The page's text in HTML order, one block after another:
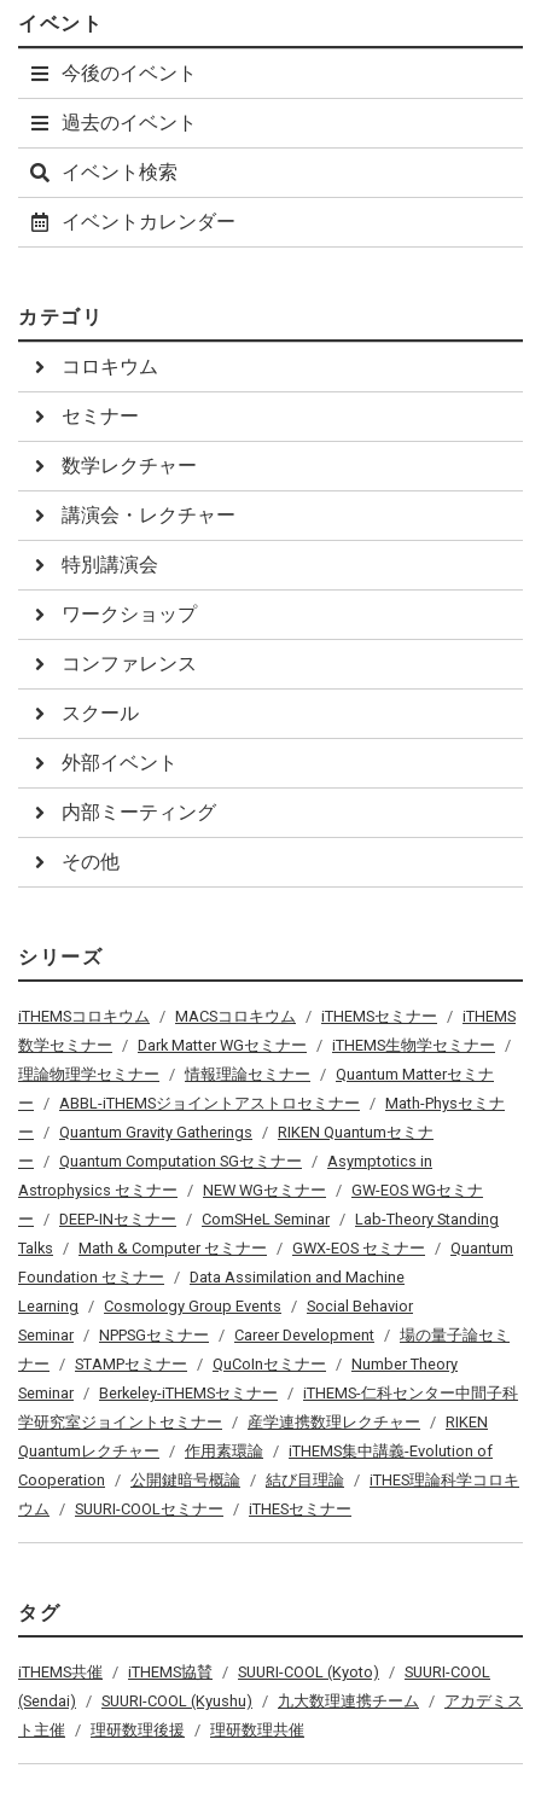
イベント
今後のイベント
過去のイベント
イベント検索
イベントカレンダー
カテゴリ
コロキウム
セミナー
数学レクチャー
講演会・レクチャー
特別講演会
ワークショップ
コンファレンス
スクール
外部イベント
内部ミーティング
その他
シリーズ
iTHEMSコロキウム MACSコロキウム iTHEMSセミナー
iTHEMS
数学セミナー
Dark Matter WGセミナー
iTHEMS生物学セミナー
理論物理学セミナー
情報理論セミナー
Quantum Matterセミナ
ー
ABBL-iTHEMSジョイントアストロセミナー
Math-Physセミナ
ー
Quantum Gravity Gatherings
RIKEN Quantumセミナ
ー
Quantum Computation SGセミナー
Asymptotics in
Astrophysics セミナー
NEW WGセミナー
GW-EOS WGセミナ
ー
DEEP-INセミナー ComSHeL Seminar
Lab-Theory Standing
Talks
Math & Computer セミナー GWX-EOS セミナー
Quantum
Foundation セミナー
Data Assimilation and Machine
Learning
Cosmology Group Events
Social Behavior
Seminar
NPPSGセミナー Career Development
場の量子論セミ
ナー
STAMPセミナー QuCoInセミナー
Number Theory
Seminar
Berkeley-iTHEMSセミナー
iTHEMS-仁科センター中間子科
学研究室ジョイントセミナー
産学連携数理レクチャー
RIKEN
Quantumレクチャー
作用素環論
iTHEMS集中講義-Evolution of
Cooperation
公開鍵暗号概論 結び目理論
iTHES理論科学コロキ
ウム
SUURI-COOLセミナー iTHESセミナー
タグ
iTHEMS共催 iTHEMS協賛 SUURI-COOL (Kyoto)
SUURI-COOL
(Sendai)
SUURI-COOL (Kyushu) 九大数理連携チーム
アカデミス
ト主催
理研数理後援 理研数理共催